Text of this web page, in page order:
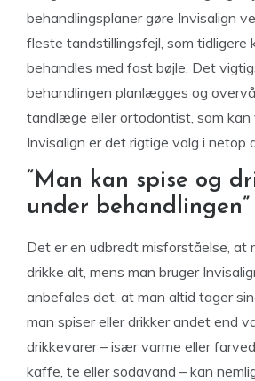
behandlingsplaner gøre Invisalign
fleste tandstillingsfejl, som tidligere
behandles med fast bøjle. Det
behandlingen planlægges og
tandlæge eller ortodontist, som kan
Invisalign er det rigtige valg i netop
“Man kan spise og
under behandlingen”
Det er en udbredt misforståelse, at
drikke alt, mens man bruger
anbefales det, at man altid tager
man spiser eller drikker andet end
drikkevarer – især varme eller
kaffe, te eller sodavand – kan